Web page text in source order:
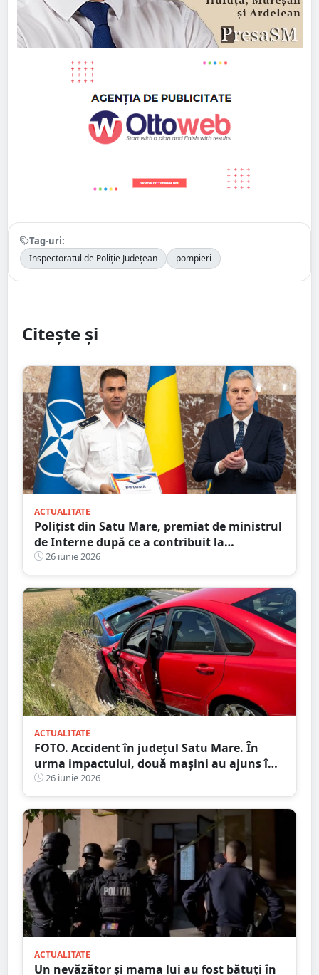
Tag-uri:
Inspectoratul de Poliție Județean pompieri
Citește și
ACTUALITATE
Polițist din Satu Mare, premiat de ministrul
de Interne după ce a contribuit la
destructurarea unei rețele de contrabandă
26 iunie 2026
ACTUALITATE
FOTO. Accident în județul Satu Mare. În
urma impactului, două mașini au ajuns în
șanț26 iunie 2026
ACTUALITATE
Un nevăzător și mama lui au fost bătuți în